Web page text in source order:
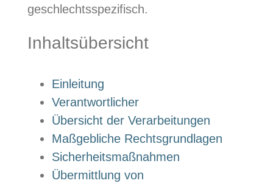
geschlechtsspezifisch.
Inhaltsübersicht
Einleitung
Verantwortlicher
Übersicht der Verarbeitungen
Maßgebliche Rechtsgrundlagen
Sicherheitsmaßnahmen
Übermittlung von